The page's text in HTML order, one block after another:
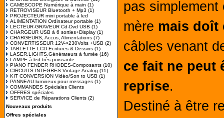
CAMESCOPE Numérique à main (1)
RETROVISEUR Bluetooth + Mp3 (1)
PROJECTEUR mini portable à led
ALIMENTATION Ordinateur portable (1)
LECTEUR-GRAVEUR Cd-Dvd USB (1)
CHARGEUR USB à 6 sorties+Display (1)
CHARGEURS, Accus, Alimentations (7)
CONVERTISSEUR 12V->230Volts +USB (2)
TABLETTE LCD Ecritures & Dessins (1)
LASER,LIGHTS,Générateurs à fumée (16)
LAMPE à led très puissante
PIANO FENDER RHODES-Composants (10)
CIRCUITS INTEGRES Vintage Analog (11)
KIT CONVERSION Vidéo/Son to USB (1)
PANNEAU lumineux pour messages (1)
COMMANDES Spéciales Clients
OFFRES spéciales
SERVICE de Réparations Clients (2)
Nouveaux produits
Offres spéciales
pas
mère mais doît
câbles venant
ce fait ne peut
reprise.
Destiné à être